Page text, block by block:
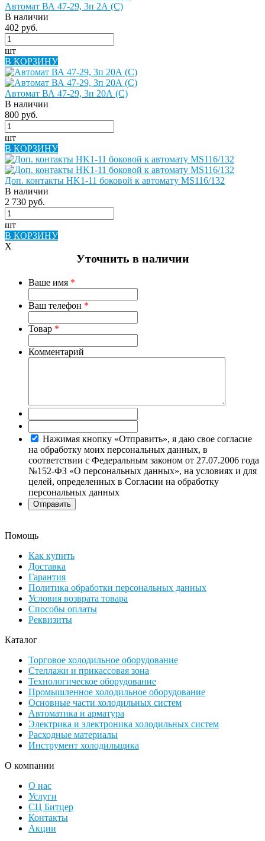
Автомат ВА 47-29, 3п 2А (C)
В наличии
402 руб.
шт
В КОРЗИНУ
Автомат ВА 47-29, 3п 20А (C)
В наличии
800 руб.
шт
В КОРЗИНУ
Доп. контакты HK1-11 боковой к автомату MS116/132
В наличии
2 730 руб.
шт
В КОРЗИНУ
X
Уточнить в наличии
Ваше имя *
Ваш телефон *
Товар *
Комментарий
Нажимая кнопку «Отправить», я даю свое согласие
на обработку моих персональных данных, в
соответствии с Федеральным законом от 27.07.2006 года
№152-ФЗ «О персональных данных», на условиях и для
целей, определенных в Согласии на обработку
персональных данных
Помощь
Как купить
Доставка
Гарантия
Политика обработки персональных данных
Условия возврата товара
Способы оплаты
Реквизиты
Каталог
Торговое холодильное оборудование
Стеллажи и прикассовая зона
Технологическое оборудование
Промышленное холодильное оборудование
Основные части холодильных систем
Автоматика и арматура
Электрика и электроника холодильных систем
Расходные материалы
Инструмент холодильщика
О компании
О нас
Услуги
СЦ Битцер
Контакты
Акции